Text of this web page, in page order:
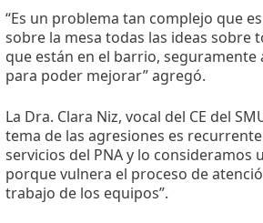
“Es un problema tan complejo que
sobre la mesa todas las ideas sobre
que están en el barrio, seguramente
para poder mejorar” agregó.
La Dra. Clara Niz, vocal del CE del
tema de las agresiones es
servicios del PNA y lo consideramos
porque vulnera el proceso de
trabajo de los equipos”.